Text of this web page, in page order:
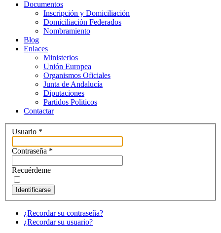
Documentos
Inscripción y Domiciliación
Domiciliación Federados
Nombramiento
Blog
Enlaces
Ministerios
Unión Europea
Organismos Oficiales
Junta de Andalucía
Diputaciones
Partidos Politicos
Contactar
Usuario *
Contraseña *
Recuérdeme
Identificarse
¿Recordar su contraseña?
¿Recordar su usuario?